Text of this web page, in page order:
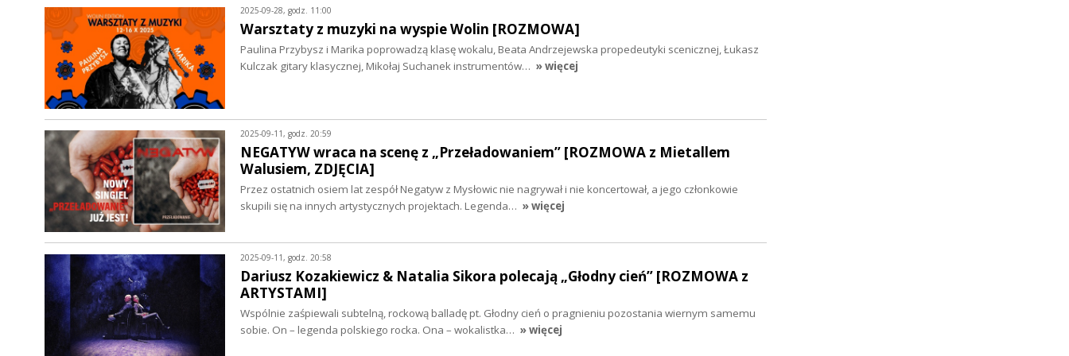
2025-09-28, godz. 11:00
Warsztaty z muzyki na wyspie Wolin [ROZMOWA]
Paulina Przybysz i Marika poprowadzą klasę wokalu, Beata Andrzejewska propedeutyki scenicznej, Łukasz
Kulczak gitary klasycznej, Mikołaj Suchanek instrumentów… » więcej
2025-09-11, godz. 20:59
NEGATYW wraca na scenę z „Przeładowaniem” [ROZMOWA z Mietallem
Walusiem, ZDJĘCIA]
Przez ostatnich osiem lat zespół Negatyw z Mysłowic nie nagrywał i nie koncertował, a jego członkowie
skupili się na innych artystycznych projektach. Legenda… » więcej
2025-09-11, godz. 20:58
Dariusz Kozakiewicz & Natalia Sikora polecają „Głodny cień” [ROZMOWA z
ARTYSTAMI]
Wspólnie zaśpiewali subtelną, rockową balladę pt. Głodny cień o pragnieniu pozostania wiernym samemu
sobie. On – legenda polskiego rocka. Ona – wokalistka… » więcej